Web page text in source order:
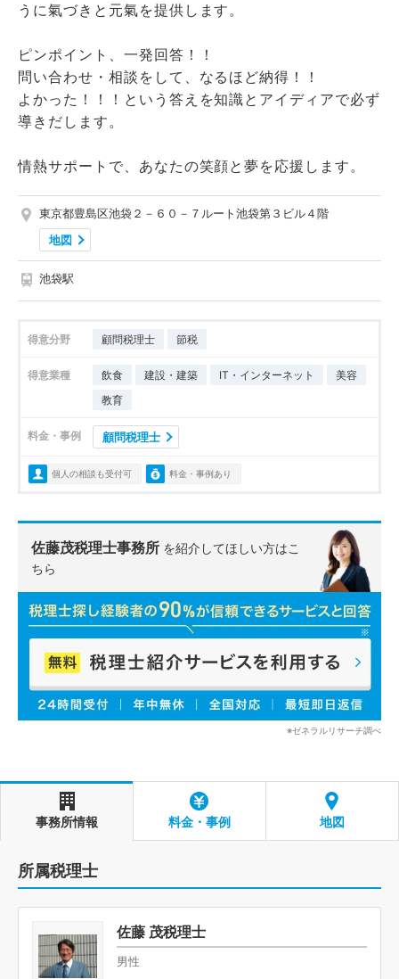
うに氣づきと元氣を提供します。
ピンポイント、一発回答！！
問い合わせ・相談をして、なるほど納得！！
よかった！！！という答えを知識とアイディアで必ず
導きだします。
情熱サポートで、あなたの笑顔と夢を応援します。
東京都豊島区池袋２－６０－７ルート池袋第３ビル４階
地図
池袋駅
得意分野 顧問税理士 節税
得意業種 飲食 建設・建築 IT・インターネット
美容
教育
料金・事例 顧問税理士
個人の相談も受付可 料金・事例あり
佐藤茂税理士事務所 を紹介してほしい方はこ
ちら
※ゼネラルリサーチ調べ
事務所情報 料金・事例 地図
所属税理士
佐藤 茂税理士
男性